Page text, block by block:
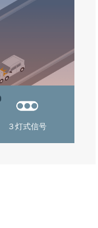
３灯式信号